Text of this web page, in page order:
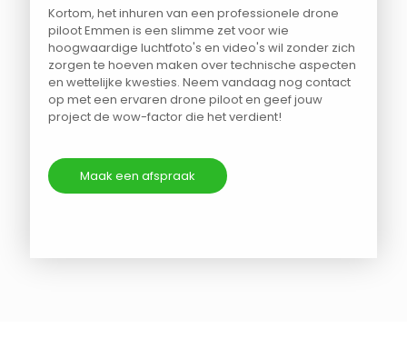
Kortom, het inhuren van een professionele drone
piloot Emmen is een slimme zet voor wie
hoogwaardige luchtfoto's en video's wil zonder zich
zorgen te hoeven maken over technische aspecten
en wettelijke kwesties. Neem vandaag nog contact
op met een ervaren drone piloot en geef jouw
project de wow-factor die het verdient!
Maak een afspraak